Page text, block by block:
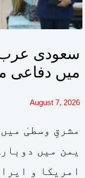
سعودی عرب،
میں دفاعی
August 7, 2026
مشرقِ وسطیٰ
یمن میں
امریکا و